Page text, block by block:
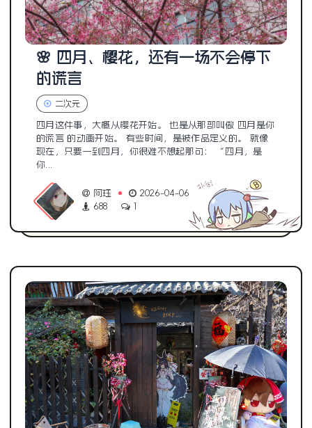
🌸 四月、樱花，还有一场不会停下
的谎言
二次元
四月这件事，大概从樱花开始。 也是从那部叫做 四月是你
的谎言 的动画开始。 有些时间，是被作品定义的。 就像
现在，只要一到四月，你很难不想起那句： “四月，是
你...
阿珏
2026-04-06
688
1